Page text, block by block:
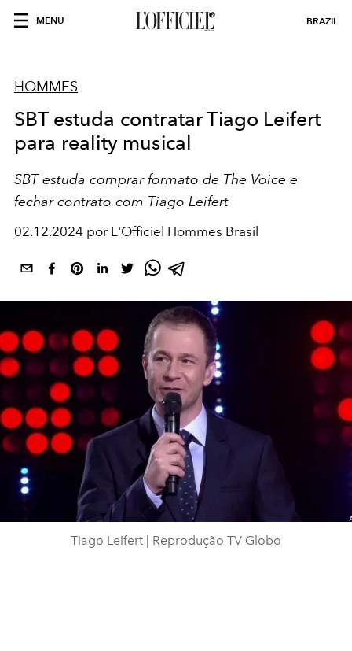
MENU BRAZIL
HOMMES
SBT estuda contratar Tiago Leifert
para reality musical
SBT estuda comprar formato de The Voice e
fechar contrato com Tiago Leifert
02.12.2024 por L'Officiel Hommes Brasil
Tiago Leifert | Reprodução TV Globo